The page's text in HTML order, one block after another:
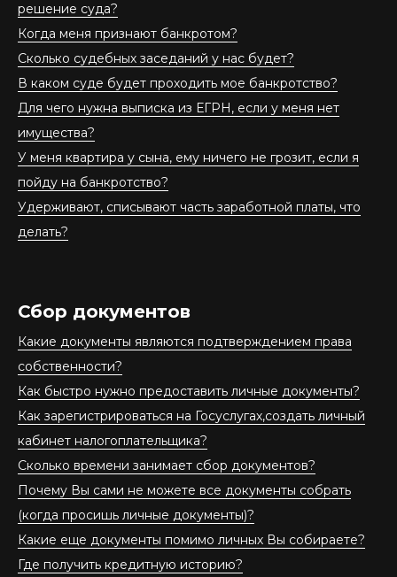
решение суда?
Когда меня признают банкротом?
Сколько судебных заседаний у нас будет?
В каком суде будет проходить мое банкротство?
Для чего нужна выписка из ЕГРН, если у меня нет
имущества?
У меня квартира у сына, ему ничего не грозит, если я
пойду на банкротство?
Удерживают, списывают часть заработной платы, что
делать?
Сбор документов
Какие документы являются подтверждением права
собственности?
Как быстро нужно предоставить личные документы?
Как зарегистрироваться на Госуслугах,создать личный
кабинет налогоплательщика?
Сколько времени занимает сбор документов?
Почему Вы сами не можете все документы собрать
(когда просишь личные документы)?
Какие еще документы помимо личных Вы собираете?
Где получить кредитную историю?